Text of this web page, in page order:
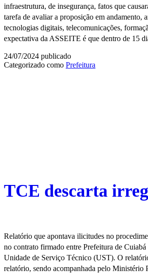
infraestrutura, de insegurança, fatos que
tarefa de avaliar a proposição em andamento,
tecnologias digitais, telecomunicações,
expectativa da ASSEITE é que dentro de 15
24/07/2024 publicado
Categorizado como Prefeitura
TCE descarta
Relatório que apontava ilicitudes no
no contrato firmado entre Prefeitura de
Unidade de Serviço Técnico (UST). O
relatório, sendo acompanhada pelo Ministério